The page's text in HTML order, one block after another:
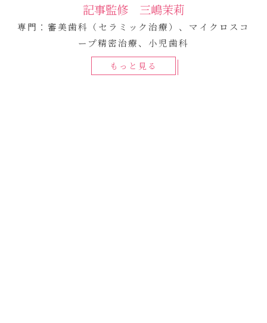
記事監修 三嶋茉莉
専門：審美歯科（セラミック治療）、マイクロスコ
ープ精密治療、小児歯科
もっと見る